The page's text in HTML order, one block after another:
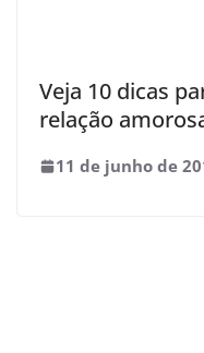
Veja 10 dicas
relação
11 de junho de